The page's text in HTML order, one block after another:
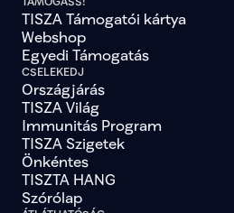
TISZA Támogatói kártya
Webshop
Egyedi Támogatás
CSELEKEDJ
Országjárás
TISZA Világ
Immunitás Program
TISZA Szigetek
Önkéntes
TISZTA HANG
Szórólap